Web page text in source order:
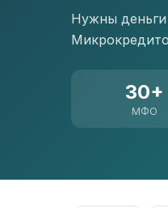
Нужны деньги
30+
МФО